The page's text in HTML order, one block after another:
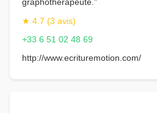
★ 4.7 (3 avis)
+33 6 51 02 48 69
http://www.ecrituremotion.com/